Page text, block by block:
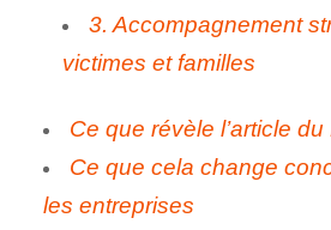
3. Accompagnement
victimes et familles
Ce que révèle l’article
Ce que cela change
les entreprises